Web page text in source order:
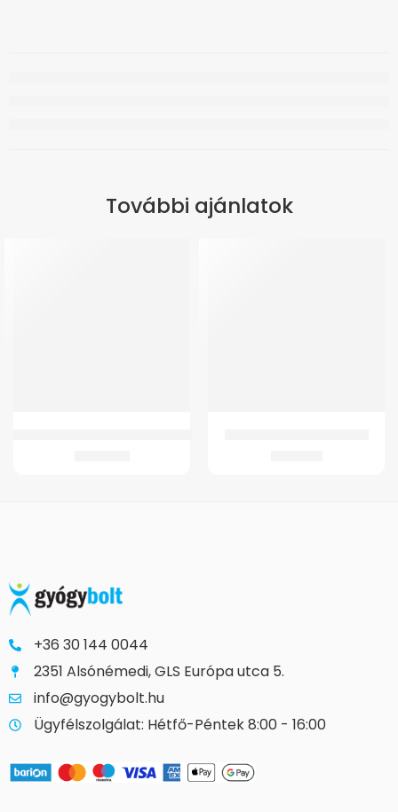
További ajánlatok
+36 30 144 0044
2351 Alsónémedi, GLS Európa utca 5.
info@gyogybolt.hu
Ügyfélszolgálat: Hétfő-Péntek 8:00 - 16:00